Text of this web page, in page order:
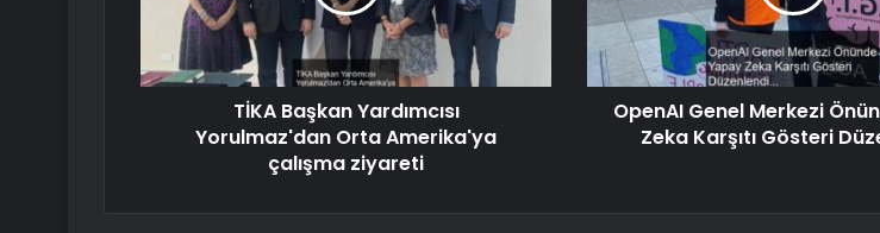
TİKA Başkan Yardımcısı
Yorulmaz'dan Orta Amerika'ya
çalışma ziyareti
OpenAI Genel Merkezi
Zeka Karşıtı Gösteri